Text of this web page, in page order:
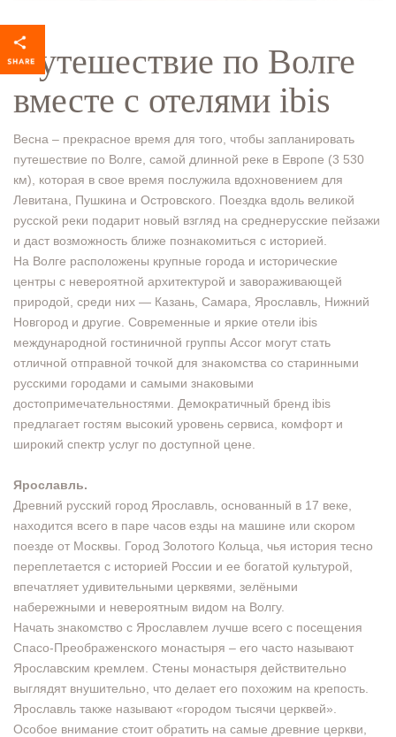
Путешествие по Волге
вместе с отелями ibis
Весна – прекрасное время для того, чтобы запланировать
путешествие по Волге, самой длинной реке в Европе (3 530
км), которая в свое время послужила вдохновением для
Левитана, Пушкина и Островского. Поездка вдоль великой
русской реки подарит новый взгляд на среднерусские пейзажи
и даст возможность ближе познакомиться с историей.
На Волге расположены крупные города и исторические
центры с невероятной архитектурой и завораживающей
природой, среди них ― Казань, Самара, Ярославль, Нижний
Новгород и другие. Современные и яркие отели ibis
международной гостиничной группы Accor могут стать
отличной отправной точкой для знакомства со старинными
русскими городами и самыми знаковыми
достопримечательностями. Демократичный бренд ibis
предлагает гостям высокий уровень сервиса, комфорт и
широкий спектр услуг по доступной цене.
Ярославль.
Древний русский город Ярославль, основанный в 17 веке,
находится всего в паре часов езды на машине или скором
поезде от Москвы. Город Золотого Кольца, чья история тесно
переплетается с историей России и ее богатой культурой,
впечатляет удивительными церквями, зелёными
набережными и невероятным видом на Волгу.
Начать знакомство с Ярославлем лучше всего с посещения
Спасо-Преображенского монастыря – его часто называют
Ярославским кремлем. Стены монастыря действительно
выглядят внушительно, что делает его похожим на крепость.
Ярославль также называют «городом тысячи церквей».
Особое внимание стоит обратить на самые древние церкви,